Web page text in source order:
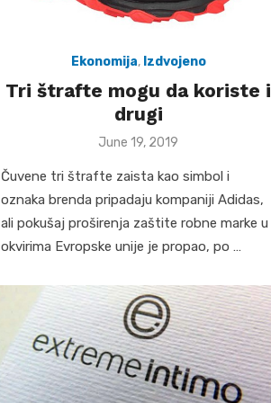
Ekonomija, Izdvojeno
Tri štrafte mogu da koriste i
drugi
Posted
June 19, 2019
Čuvene tri štrafte zaista kao simbol i
oznaka brenda pripadaju kompaniji Adidas,
ali pokušaj proširenja zaštite robne marke u
okvirima Evropske unije je propao, po …